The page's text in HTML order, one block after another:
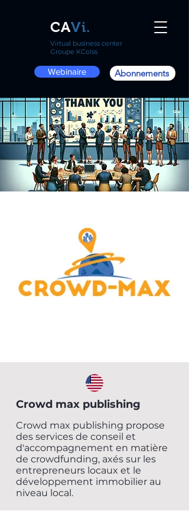
CAVi.
Virtual business center
Groupe KColss
Webinaire Abonnements
Crowd max publishing
Crowd max publishing propose
des services de conseil et
d'accompagnement en matière
de crowdfunding, axés sur les
entrepreneurs locaux et le
développement immobilier au
niveau local.